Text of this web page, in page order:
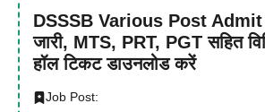
DSSSB Various Post
जारी, MTS, PRT, PGT सहित
हॉल टिकट डाउनलोड करें
Job Post: